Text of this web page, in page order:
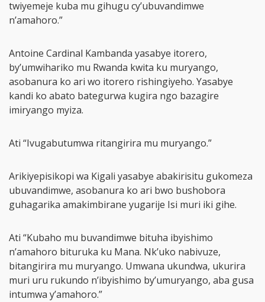
twiyemeje kuba mu gihugu cy’ubuvandimwe
n’amahoro.”
Antoine Cardinal Kambanda yasabye itorero,
by’umwihariko mu Rwanda kwita ku muryango,
asobanura ko ari wo itorero rishingiyeho. Yasabye
kandi ko abato bategurwa kugira ngo bazagire
imiryango myiza.
Ati “Ivugabutumwa ritangirira mu muryango.”
Arikiyepisikopi wa Kigali yasabye abakirisitu gukomeza
ubuvandimwe, asobanura ko ari bwo bushobora
guhagarika amakimbirane yugarije Isi muri iki gihe.
Ati “Kubaho mu buvandimwe bituha ibyishimo
n’amahoro bituruka ku Mana. Nk’uko nabivuze,
bitangirira mu muryango. Umwana ukundwa, ukurira
muri uru rukundo n’ibyishimo by’umuryango, aba gusa
intumwa y’amahoro.”